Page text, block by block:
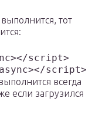
тот
script>
script>
всегда
если загрузился